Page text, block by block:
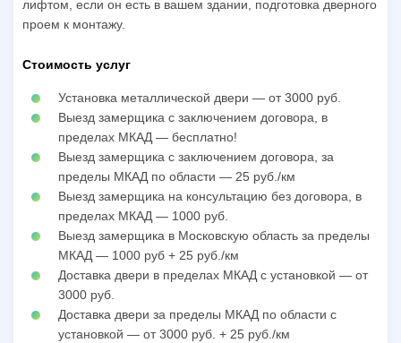
лифтом, если он есть в вашем здании, подготовка дверного
проем к монтажу.
Стоимость услуг
Установка металлической двери — от 3000 руб.
Выезд замерщика с заключением договора, в
пределах МКАД — бесплатно!
Выезд замерщика с заключением договора, за
пределы МКАД по области — 25 руб./км
Выезд замерщика на консультацию без договора, в
пределах МКАД — 1000 руб.
Выезд замерщика в Московскую область за пределы
МКАД — 1000 руб + 25 руб./км
Доставка двери в пределах МКАД с установкой — от
3000 руб.
Доставка двери за пределы МКАД по области с
установкой — от 3000 руб. + 25 руб./км